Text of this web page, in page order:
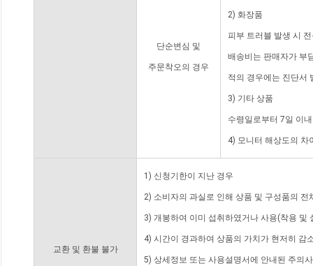
단순변심 및
주문착오의 경우
2) 화장품
피부 트러블 발생 시
배송비는 판매자가 부
적의 경우에는 진단서
3) 기타 상품
수령일로부터 7일 이
4) 모니터 해상도의 차
교환 및 환불 불가
1) 신청기한이 지난 경우
2) 소비자의 과실로 인해 상품 및 구성품의
3) 개봉하여 이미 섭취하였거나 사용(착용 및
4) 시간이 경과하여 상품의 가치가 현저히 감
5) 상세정보 또는 사용설명서에 안내된 주의